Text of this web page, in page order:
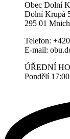
Obec Dolní
Dolní Krupá
295 01
Telefon:
E-mail:
ÚŘEDNÍ
Pondělí